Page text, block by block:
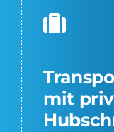
mit